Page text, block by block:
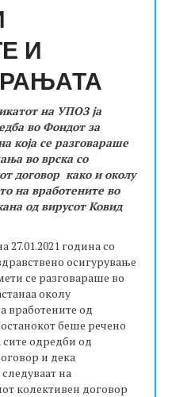
И
на УПОЗ ја
во Фондот за
која се разговараше
во врска со
договор како и околу
на вработените во
од вирусот Ковид
година со
осигурување
се разговараше во
околу
вработените од
беше речено
одредби од
и дека
на
колективен договор